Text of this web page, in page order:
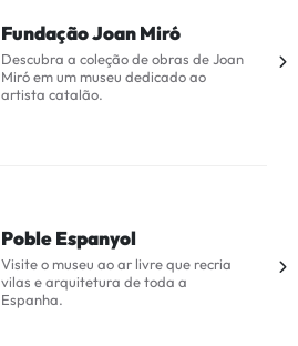
Fundação Joan Miró
Descubra a coleção de obras de Joan
Miró em um museu dedicado ao
artista catalão.
Poble Espanyol
Visite o museu ao ar livre que recria
vilas e arquitetura de toda a
Espanha.